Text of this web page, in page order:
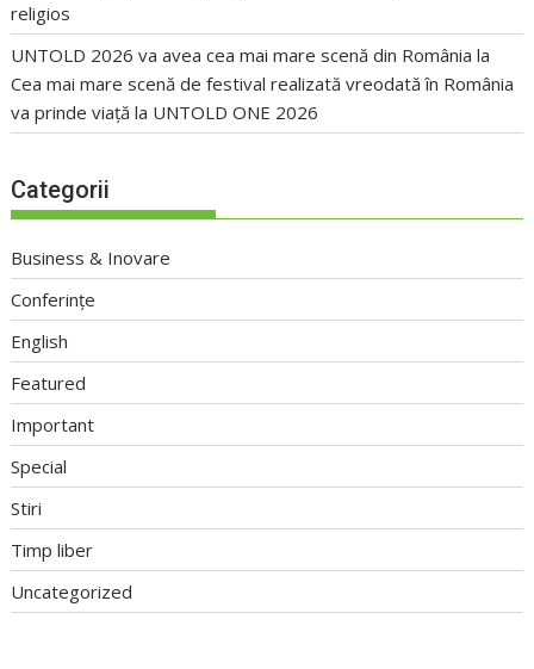
religios
UNTOLD 2026 va avea cea mai mare scenă din România la
Cea mai mare scenă de festival realizată vreodată în România
va prinde viață la UNTOLD ONE 2026
Categorii
Business & Inovare
Conferințe
English
Featured
Important
Special
Stiri
Timp liber
Uncategorized